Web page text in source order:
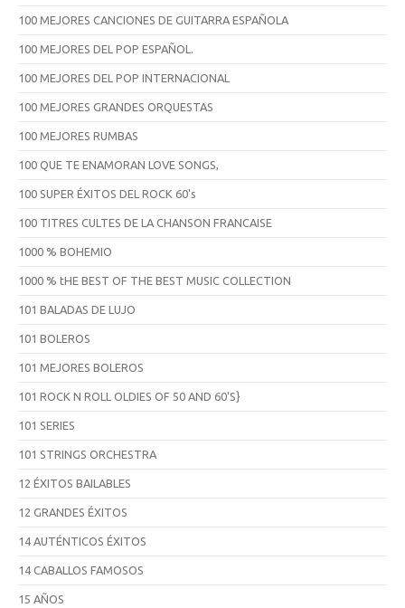
100 MEJORES CANCIONES DE GUITARRA ESPAÑOLA
100 MEJORES DEL POP ESPAÑOL.
100 MEJORES DEL POP INTERNACIONAL
100 MEJORES GRANDES ORQUESTAS
100 MEJORES RUMBAS
100 QUE TE ENAMORAN LOVE SONGS,
100 SUPER ÉXITOS DEL ROCK 60's
100 TITRES CULTES DE LA CHANSON FRANCAISE
1000 % BOHEMIO
1000 % tHE BEST OF THE BEST MUSIC COLLECTION
101 BALADAS DE LUJO
101 BOLEROS
101 MEJORES BOLEROS
101 ROCK N ROLL OLDIES OF 50 AND 60'S}
101 SERIES
101 STRINGS ORCHESTRA
12 ÉXITOS BAILABLES
12 GRANDES ÉXITOS
14 AUTÉNTICOS ÉXITOS
14 CABALLOS FAMOSOS
15 AÑOS